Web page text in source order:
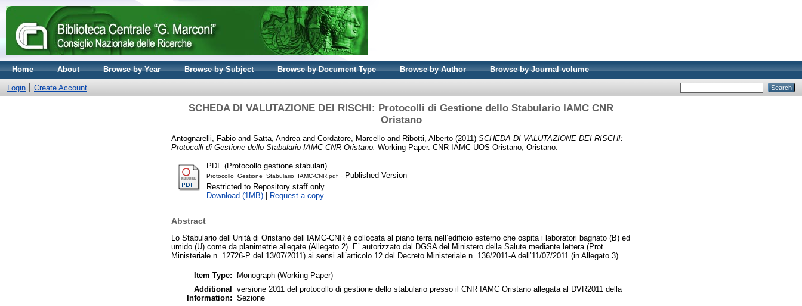
Home About Browse by Year Browse by Subject Browse by Document Type Browse by Author Browse by Journal volume
Login Create Account
SCHEDA DI VALUTAZIONE DEI RISCHI: Protocolli di Gestione dello Stabulario IAMC CNR
Oristano
Antognarelli, Fabio and Satta, Andrea and Cordatore, Marcello and Ribotti, Alberto (2011) SCHEDA DI VALUTAZIONE DEI RISCHI:
Protocolli di Gestione dello Stabulario IAMC CNR Oristano. Working Paper. CNR IAMC UOS Oristano, Oristano.
PDF (Protocollo gestione stabulari)
Protocollo_Gestione_Stabulario_IAMC-CNR.pdf - Published Version
Restricted to Repository staff only
Download (1MB) | Request a copy
Abstract
Lo Stabulario dell’Unità di Oristano dell’IAMC-CNR è collocata al piano terra nell’edificio esterno che ospita i laboratori bagnato (B) ed
umido (U) come da planimetrie allegate (Allegato 2). E’ autorizzato dal DGSA del Ministero della Salute mediante lettera (Prot.
Ministeriale n. 12726-P del 13/07/2011) ai sensi all’articolo 12 del Decreto Ministeriale n. 136/2011-A dell’11/07/2011 (in Allegato 3).
Item Type:
Monograph (Working Paper)
Additional
Information:
versione 2011 del protocollo di gestione dello stabulario presso il CNR IAMC Oristano allegata al DVR2011 della
Sezione